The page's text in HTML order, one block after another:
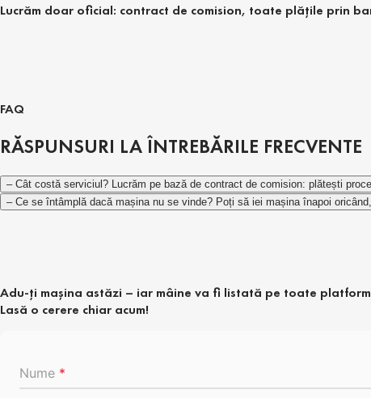
Lucrăm doar oficial: contract de comision, toate plățile prin
FAQ
RĂSPUNSURI LA ÎNTREBĂRILE FRECVENTE
– Cât costă serviciul? Lucrăm pe bază de contract de comision: plătești
– Ce se întâmplă dacă mașina nu se vinde? Poți să iei mașina înapoi
Adu-ți mașina astăzi – iar mâine va fi listată pe toate
Lasă o cerere chiar acum!
Nume *